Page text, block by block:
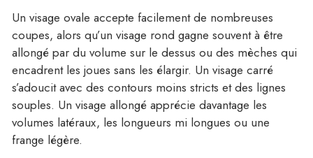
Un visage ovale accepte facilement de nombreuses
coupes, alors qu’un visage rond gagne souvent à être
allongé par du volume sur le dessus ou des mèches qui
encadrent les joues sans les élargir. Un visage carré
s’adoucit avec des contours moins stricts et des lignes
souples. Un visage allongé apprécie davantage les
volumes latéraux, les longueurs mi longues ou une
frange légère.